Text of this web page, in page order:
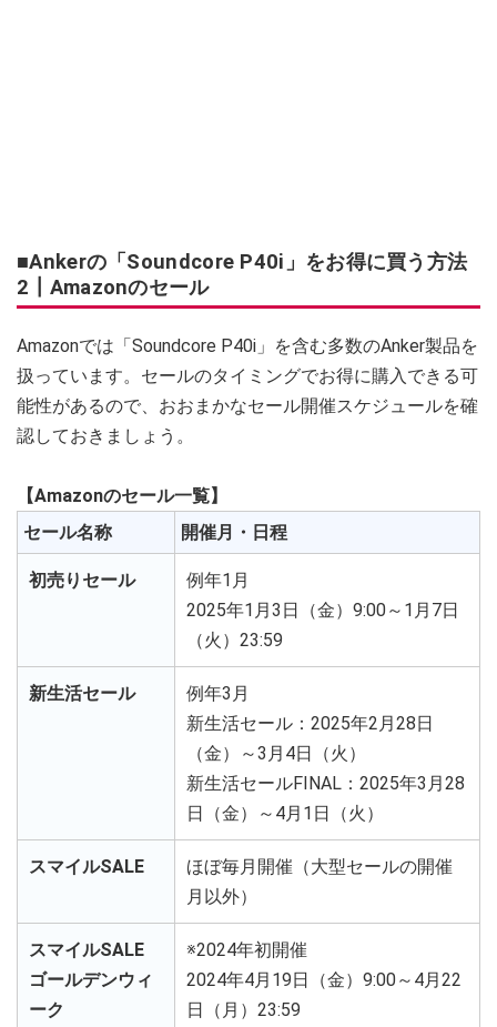
■Ankerの「Soundcore P40i」をお得に買う方法
2┃Amazonのセール
Amazonでは「Soundcore P40i」を含む多数のAnker製品を
扱っています。セールのタイミングでお得に購入できる可
能性があるので、おおまかなセール開催スケジュールを確
認しておきましょう。
【Amazonのセール一覧】
セール名称
開催月・日程
初売りセール
例年1月
2025年1月3日（金）9:00～1月7日
（火）23:59
新生活セール
例年3月
新生活セール：2025年2月28日
（金）～3月4日（火）
新生活セールFINAL：2025年3月28
日（金）～4月1日（火）
スマイルSALE
ほぼ毎月開催（大型セールの開催
月以外）
スマイルSALE
ゴールデンウィ
ーク
※2024年初開催
2024年4月19日（金）9:00～4月22
日（月）23:59